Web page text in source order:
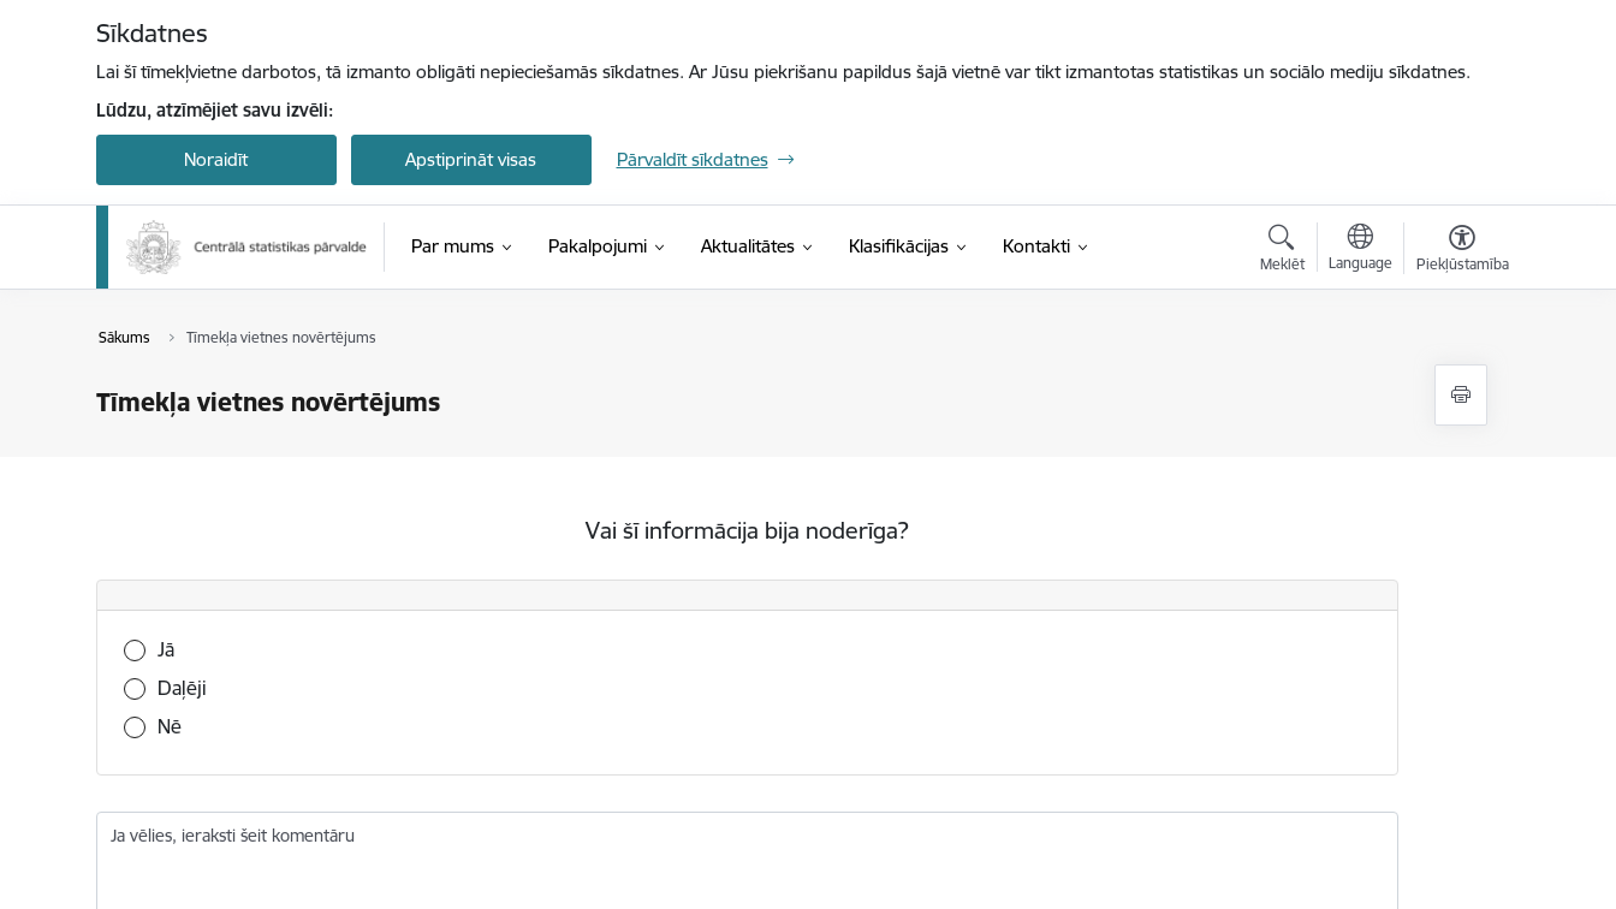
Sīkdatnes
Lai šī tīmekļvietne darbotos, tā izmanto obligāti nepieciešamās sīkdatnes. Ar Jūsu piekrišanu papildus šajā vietnē var tikt izmantotas statistikas un sociālo mediju sīkdatnes.
Lūdzu, atzīmējiet savu izvēli:
Noraidīt Apstiprināt visas Pārvaldīt sīkdatnes
Par mums Pakalpojumi Aktualitātes Klasifikācijas(Ārējā saite)
Kontakti
Meklēt Language Piekļūstamība
Sākums Tīmekļa vietnes novērtējums
Tīmekļa vietnes novērtējums
Vai šī informācija bija noderīga?
Vai šī informācija bija noderīga?
Jā
Daļēji
Nē
Ja vēlies, ieraksti šeit komentāru